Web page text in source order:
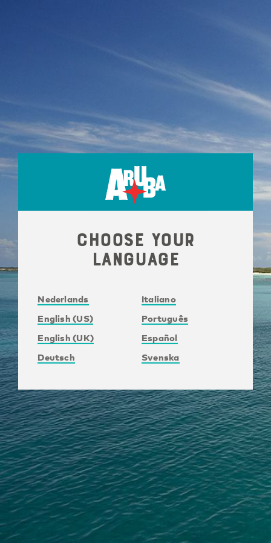
Choose your
language
Nederlands
Italiano
English (US)
Português
English (UK)
Español
Deutsch
Svenska